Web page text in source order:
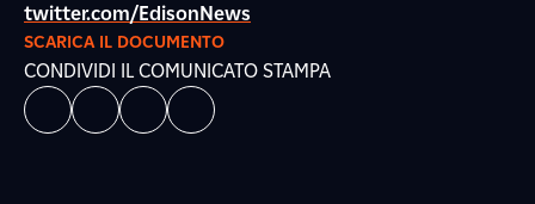
twitter.com/EdisonNews
SCARICA IL DOCUMENTO
CONDIVIDI IL COMUNICATO STAMPA